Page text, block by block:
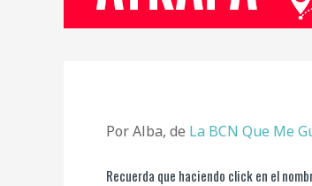
Por Alba, de La BCN Que Me
Recuerda que haciendo click en el